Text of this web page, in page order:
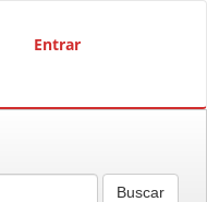
Entrar
Buscar